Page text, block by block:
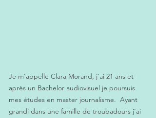
Je m’appelle Clara Morand, j’ai 21 ans et
après un Bachelor audiovisuel je poursuis
mes études en master journalisme.  Ayant
grandi dans une famille de troubadours j’ai